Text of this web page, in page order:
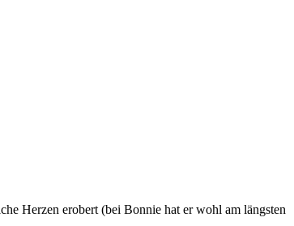
Herzen erobert (bei Bonnie hat er wohl am längsten